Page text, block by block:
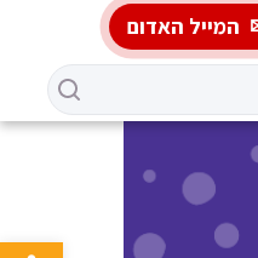
המייל האדום